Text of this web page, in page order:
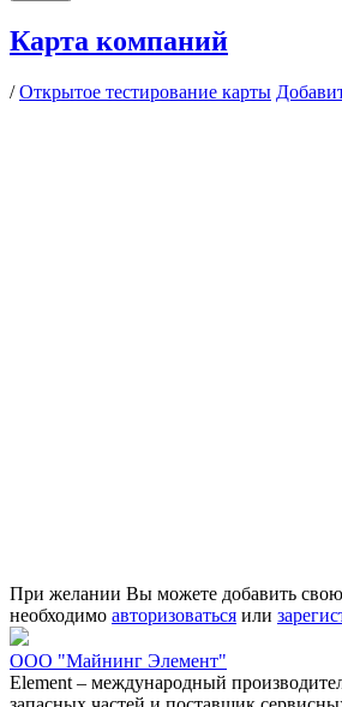
Карта компаний
/Открытое тестирование карты
При желании Вы можете добавить
необходимо авторизоваться или
ООО "Майнинг Элемент"
Element – международный